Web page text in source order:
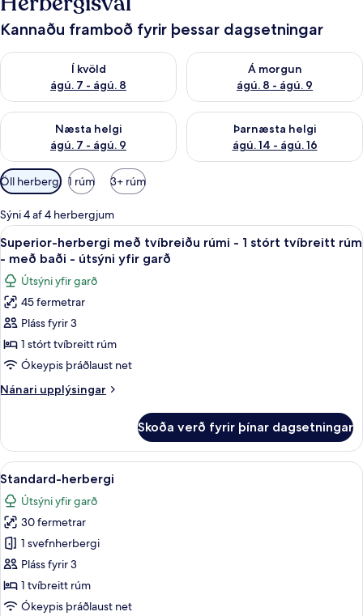
Kannaðu framboð fyrir þessar dagsetningar
Í kvöld
ágú. 7 - ágú. 8
Athuga framboð í kvöld ágú. 7 - ágú. 8
Á morgun
ágú. 8 - ágú. 9
Athuga framboð á morgun
Næsta helgi
ágú. 7 - ágú. 9
Athuga framboð næstu helgi ágú. 7 - ágú. 9
Þarnæsta helgi
ágú. 14 - ágú. 16
Athuga framboð þarnæstu
Síur
í
boði
fyrir
herbergi
Öll herbergi 1 rúm 3+ rúm
Sýni 4 af 4 herbergjum
Skoða
allar
myndir
fyrir
Superior-
herbergi
með
tvíbreiðu
rúmi
-
stórt
tvíbreitt
rúm
með
baði
-
útsýni
yfir
garð
Superior-herbergi með tvíbreiðu
10
Superior-herbergi með tvíbreiðu rúmi - 1 stórt tvíbreitt rúm
- með baði - útsýni yfir garð
Útsýni yfir garð
45 fermetrar
Pláss fyrir 3
1 stórt tvíbreitt rúm
Ókeypis þráðlaust net
Nánari upplýsingar
Nánari
herbergi
með
tvíbreiðu
stórt
tvíbreitt
rúm
með
baði
Skoða verð fyrir þínar dagsetningar
Skoða
allar
myndir
fyrir
Standard-
herbergi
Standard-herbergi | Rúmföt af
4
Standard-herbergi
Útsýni yfir garð
30 fermetrar
1 svefnherbergi
Pláss fyrir 3
1 tvíbreitt rúm
Ókeypis þráðlaust net